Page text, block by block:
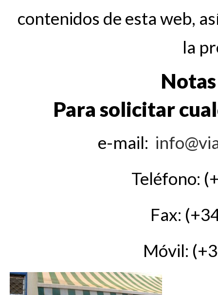
contenidos de esta web,
la
Para solicitar
e-mail:
Teléfono:
Fax:
Móvil: